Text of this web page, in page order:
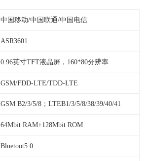
中国移动/中国联通/中国电信
ASR3601
0.96英寸TFT液晶屏，160*80分辨率
GSM/FDD-LTE/TDD-LTE
GSM B2/3/5/8；LTEB1/3/5/8/38/39/40/41
64Mbit RAM+128Mbit ROM
Bluetoot5.0